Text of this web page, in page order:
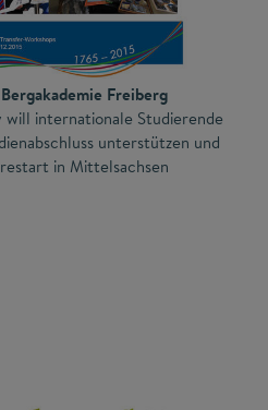
Freiberg
will internationale Studierende
unterstützen und
in Mittelsachsen